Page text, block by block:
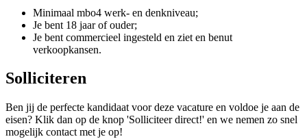
Minimaal mbo4 werk- en denkniveau;
Je bent 18 jaar of ouder;
Je bent commercieel ingesteld en ziet en benut
verkoopkansen.
Solliciteren
Ben jij de perfecte kandidaat voor deze vacature en voldoe je aan de
eisen? Klik dan op de knop 'Solliciteer direct!' en we nemen zo snel
mogelijk contact met je op!